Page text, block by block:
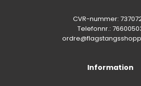
CVR-nummer:
Telefonnr.:
Information